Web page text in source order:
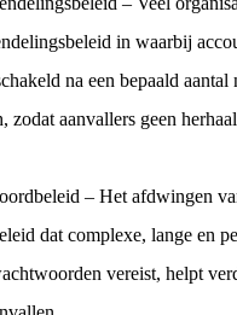
in waarbij
na een bepaald aantal
zodat aanvallers geen
– Het afdwingen
dat complexe, lange en
vereist, helpt